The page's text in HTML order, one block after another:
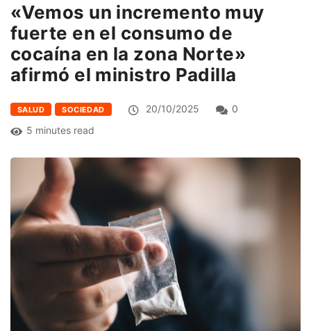
«Vemos un incremento muy
fuerte en el consumo de
cocaína en la zona Norte»
afirmó el ministro Padilla
SALUD SOCIEDAD 20/10/2025
0
5 minutes read